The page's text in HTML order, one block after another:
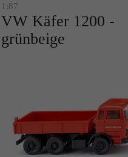
1:87
VW Käfer 1200 -
grünbeige